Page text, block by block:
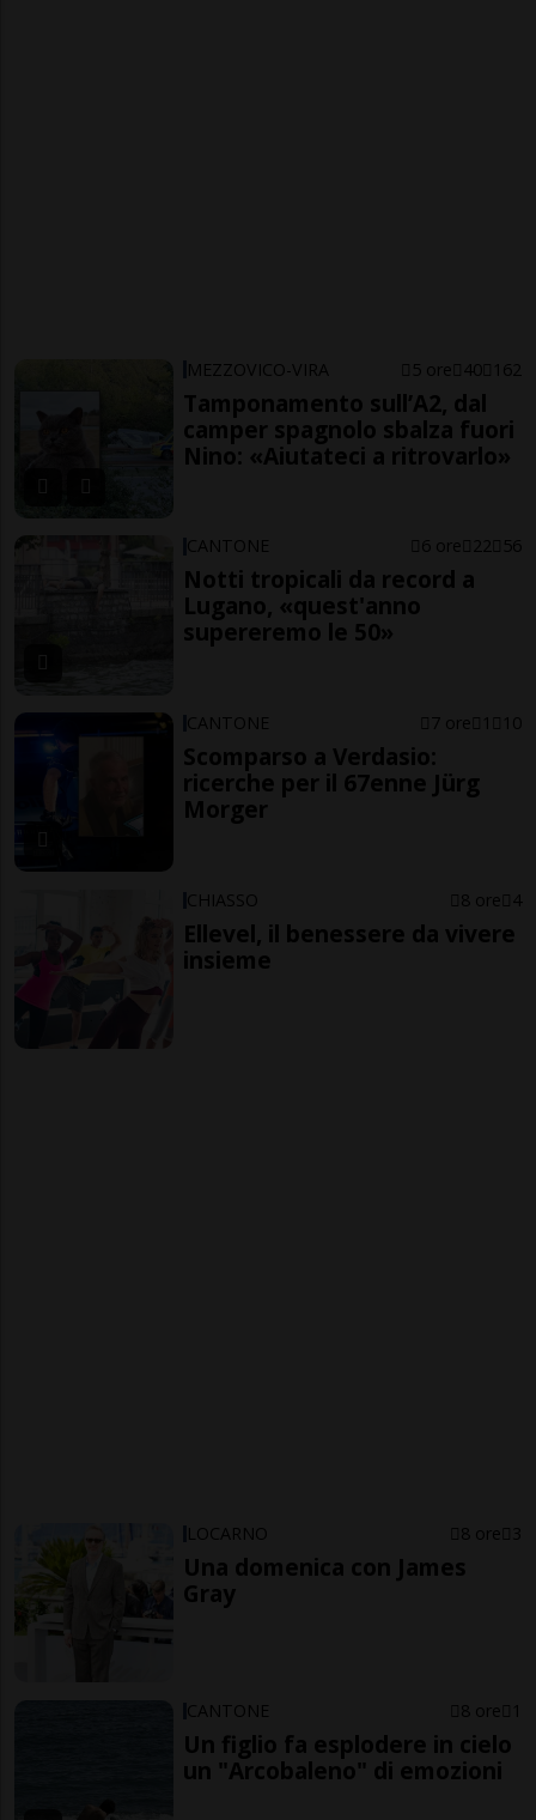
MEZZOVICO-VIRA 5 ore 40 162
Tamponamento sull’A2, dal
camper spagnolo sbalza fuori
Nino: «Aiutateci a ritrovarlo»
CANTONE 6 ore 22 56
Notti tropicali da record a
Lugano, «quest'anno
supereremo le 50»
CANTONE 7 ore 1 10
Scomparso a Verdasio:
ricerche per il 67enne Jürg
Morger
CHIASSO 8 ore 4
Ellevel, il benessere da vivere
insieme
LOCARNO 8 ore 3
Una domenica con James
Gray
CANTONE 8 ore 1
Un figlio fa esplodere in cielo
un "Arcobaleno" di emozioni